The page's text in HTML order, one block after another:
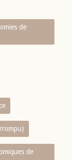
de
de